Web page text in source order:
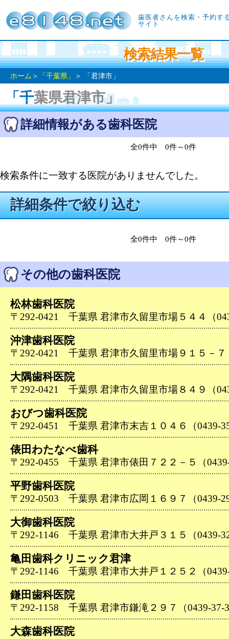
歯医者さんを検索・予約す
サイト
検索結果一覧
ホーム ＞ 「千葉県」 ＞ 「君津市」
「千葉県君津市」
詳細情報がある歯科医院
全0件中 0件～0件
検索条件に一致する医院がありませんでした。
詳細条件で絞り込む
全0件中 0件～0件
その他の歯科医院
松林歯科医院
〒292-0421 千葉県 君津市久留里市場５４４（
沖津歯科医院
〒292-0421 千葉県 君津市久留里市場９１５－７
大隅歯科医院
〒292-0421 千葉県 君津市久留里市場８４９（
おびつ歯科医院
〒292-0451 千葉県 君津市末吉１０４６（0439-
俵田わたなべ歯科
〒292-0455 千葉県 君津市俵田７２２－５（
平野歯科医院
〒292-0503 千葉県 君津市広岡１６９７（0439-
大御歯科医院
〒292-1146 千葉県 君津市大井戸３１５（0439-
亀田歯科クリニック君津
〒292-1146 千葉県 君津市大井戸１２５２（
鎌田歯科医院
〒292-1158 千葉県 君津市鎌滝２９７（0439-37-
大森歯科医院